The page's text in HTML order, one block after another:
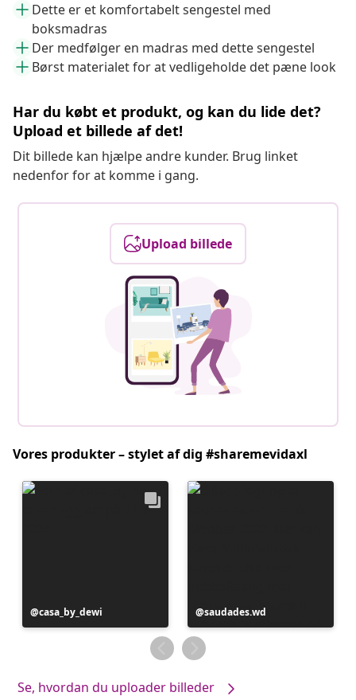
Dette er et komfortabelt sengestel med
boksmadras
Der medfølger en madras med dette sengestel
Børst materialet for at vedligeholde det pæne look
Har du købt et produkt, og kan du lide det?
Upload et billede af det!
Dit billede kan hjælpe andre kunder. Brug linket
nedenfor for at komme i gang.
Upload billede
Vores produkter – stylet af dig #sharemevidaxl
Opslag
offentliggjort
casa_by_dewi
Opslag
offentliggjort
af
saudades.wd
Se, hvordan du uploader billeder